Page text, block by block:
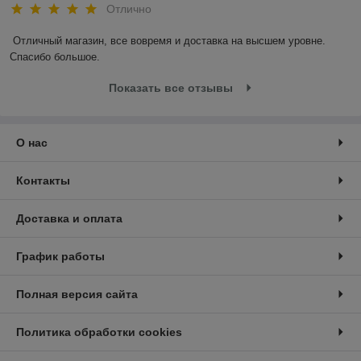
Отлично
Отличный магазин, все вовремя и доставка на высшем уровне.
Спасибо большое.
Показать все отзывы
О нас
Контакты
Доставка и оплата
График работы
Полная версия сайта
Политика обработки cookies